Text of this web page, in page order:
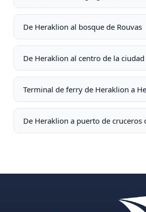
De Heraklion al bosque de Rouvas
De Heraklion al centro de la
Terminal de ferry de Heraklion a
De Heraklion a puerto de cruceros